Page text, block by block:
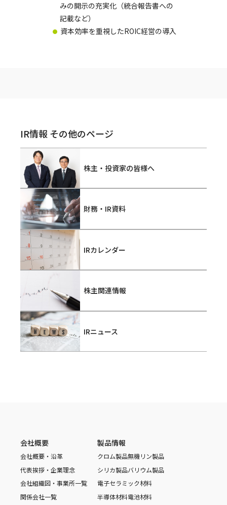
みの開示の充実化（統合報告書への
記載など）
資本効率を重視したROIC経営の導入
IR情報 その他のページ
株主・投資家の皆様へ
財務・IR資料
IRカレンダー
株主関連情報
IRニュース
会社概要
会社概要・沿革
代表挨拶・企業理念
会社組織図・事業所一覧
関係会社一覧
製品情報
クロム製品無機リン製品
シリカ製品バリウム製品
電子セラミック材料
半導体材料電池材料